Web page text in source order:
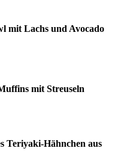
mit Lachs und Avocado
mit Streuseln
Teriyaki-Hähnchen aus